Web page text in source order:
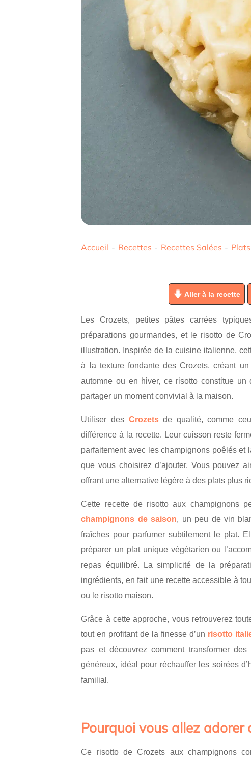
Accueil - Recettes - Recettes Salées -
Aller à la recette
Les Crozets, petites pâtes carrées
préparations gourmandes, et le risotto de
illustration. Inspirée de la cuisine italienne,
à la texture fondante des Crozets, créant
automne ou en hiver, ce risotto constitue
partager un moment convivial à la maison.
Utiliser des Crozetsde qualité, comme
différence à la recette. Leur cuisson reste
parfaitement avec les champignons poêlés
que vous choisirez d’ajouter. Vous pouvez
offrant une alternative légère à des plats plus
Cette recette de risotto aux champignons
champignons de saison, un peu de vin
fraîches pour parfumer subtilement le plat.
préparer un plat unique végétarien ou
repas équilibré. La simplicité de la
ingrédients, en fait une recette accessible à
ou le risotto maison.
Grâce à cette approche, vous retrouverez
tout en profitant de la finesse d’un risotto
pas et découvrez comment transformer
généreux, idéal pour réchauffer les soirées
familial.
Pourquoi vous allez adorer
Ce risotto de Crozets aux champignons